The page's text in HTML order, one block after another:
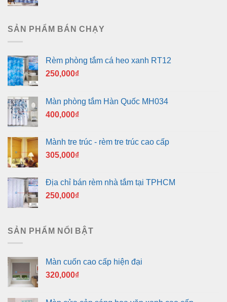
400,000₫.
SẢN PHẨM BÁN CHẠY
Rèm phòng tắm cá heo xanh RT12
250,000₫
Màn phòng tắm Hàn Quốc MH034
400,000₫
Mành tre trúc - rèm tre trúc cao cấp
305,000₫
Địa chỉ bán rèm nhà tắm tại TPHCM
250,000₫
SẢN PHẨM NỔI BẬT
Màn cuốn cao cấp hiện đại
320,000₫